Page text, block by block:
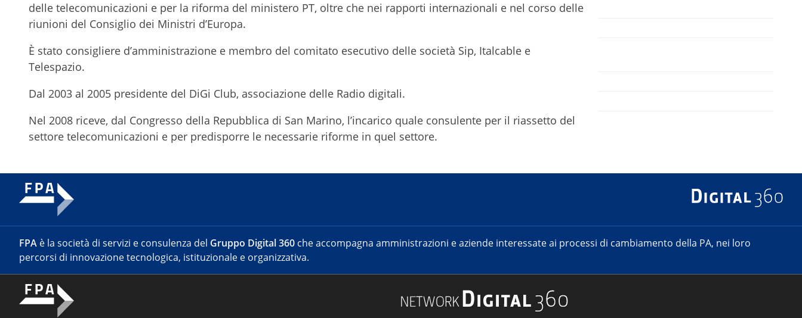
delle telecomunicazioni e per la riforma del ministero PT, oltre che nei rapporti internazionali e nel corso delle
riunioni del Consiglio dei Ministri d’Europa.
È stato consigliere d’amministrazione e membro del comitato esecutivo delle società Sip, Italcable e
Telespazio.
Dal 2003 al 2005 presidente del DiGi Club, associazione delle Radio digitali.
Nel 2008 riceve, dal Congresso della Repubblica di San Marino, l’incarico quale consulente per il riassetto del
settore telecomunicazioni e per predisporre le necessarie riforme in quel settore.
FPA è la società di servizi e consulenza del Gruppo Digital 360 che accompagna amministrazioni e aziende interessate ai processi di cambiamento della PA, nei loro
percorsi di innovazione tecnologica, istituzionale e organizzativa.